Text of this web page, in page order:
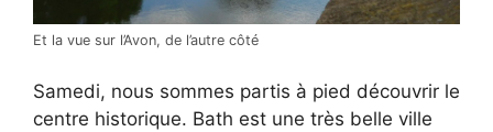
Et la vue sur l’Avon, de l’autre côté
Samedi, nous sommes partis à pied découvrir le
centre historique. Bath est une très belle ville